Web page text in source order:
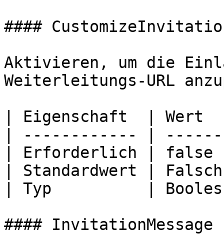
####
Aktivieren, um die
Weiterleitungs-URL
| Eigenschaft  |
| ------------ |
| Erforderlich |
| Standardwert |
| Typ          |
#### InvitationMessage